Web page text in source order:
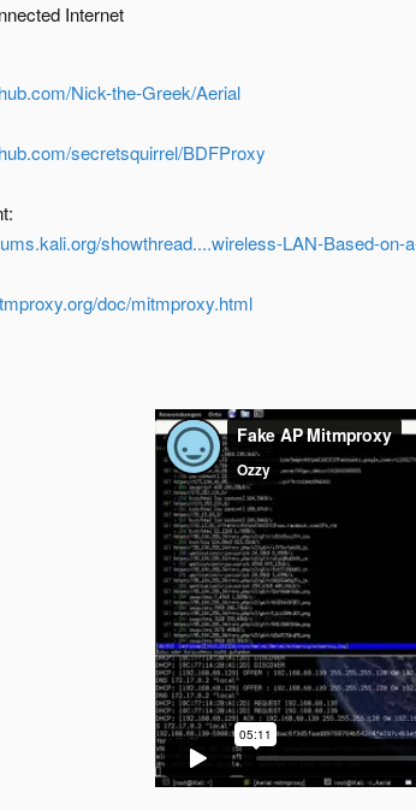
Internet
Nick-the-Greek/Aerial
secretsquirrel/BDFProxy
showthread....wireless-LAN-Based-on-
doc/mitmproxy.html